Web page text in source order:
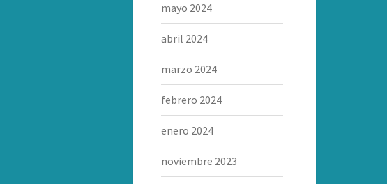
mayo 2024
abril 2024
marzo 2024
febrero 2024
enero 2024
noviembre 2023